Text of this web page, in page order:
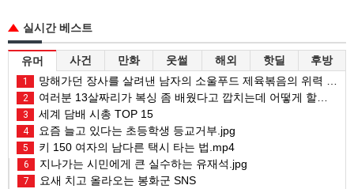
실시간 베스트
유머 사건 만화 웃썰 해외 핫딜 후방
1 망해가던 장사를 살려낸 남자의 소울푸드 제육볶음의 위력 ㅋㅋ
2 여러분 13살짜리가 복싱 좀 배웠다고 깝치는데 어떻게 할까요?
3 세계 담배 시총 TOP 15
4 요즘 늘고 있다는 초등학생 등교거부.jpg
5 키 150 여자의 남다른 택시 타는 법.mp4
6 지나가는 시민에게 큰 실수하는 유재석.jpg
7 요새 치고 올라오는 봉화군 SNS